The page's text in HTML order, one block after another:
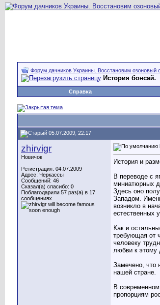
Форум дачников Украины. Восстановим озоновый
История бонсай.
Справка
05.07.2009, 22:17
zhirvigr
Новичок
Регистрация: 04.07.2009
Адрес: Черкассы
Сообщений: 46
Сказал(а) спасибо: 0
Поблагодарили 57 раз(а) в 17
сообщениях
История и
В переводе с
миниатюрных
Здесь оно
Западом.
возникло в
естественных
Как и
требующая от
человеку
любви к этому
Замечено, что
нашей стране.
В
пропорциям